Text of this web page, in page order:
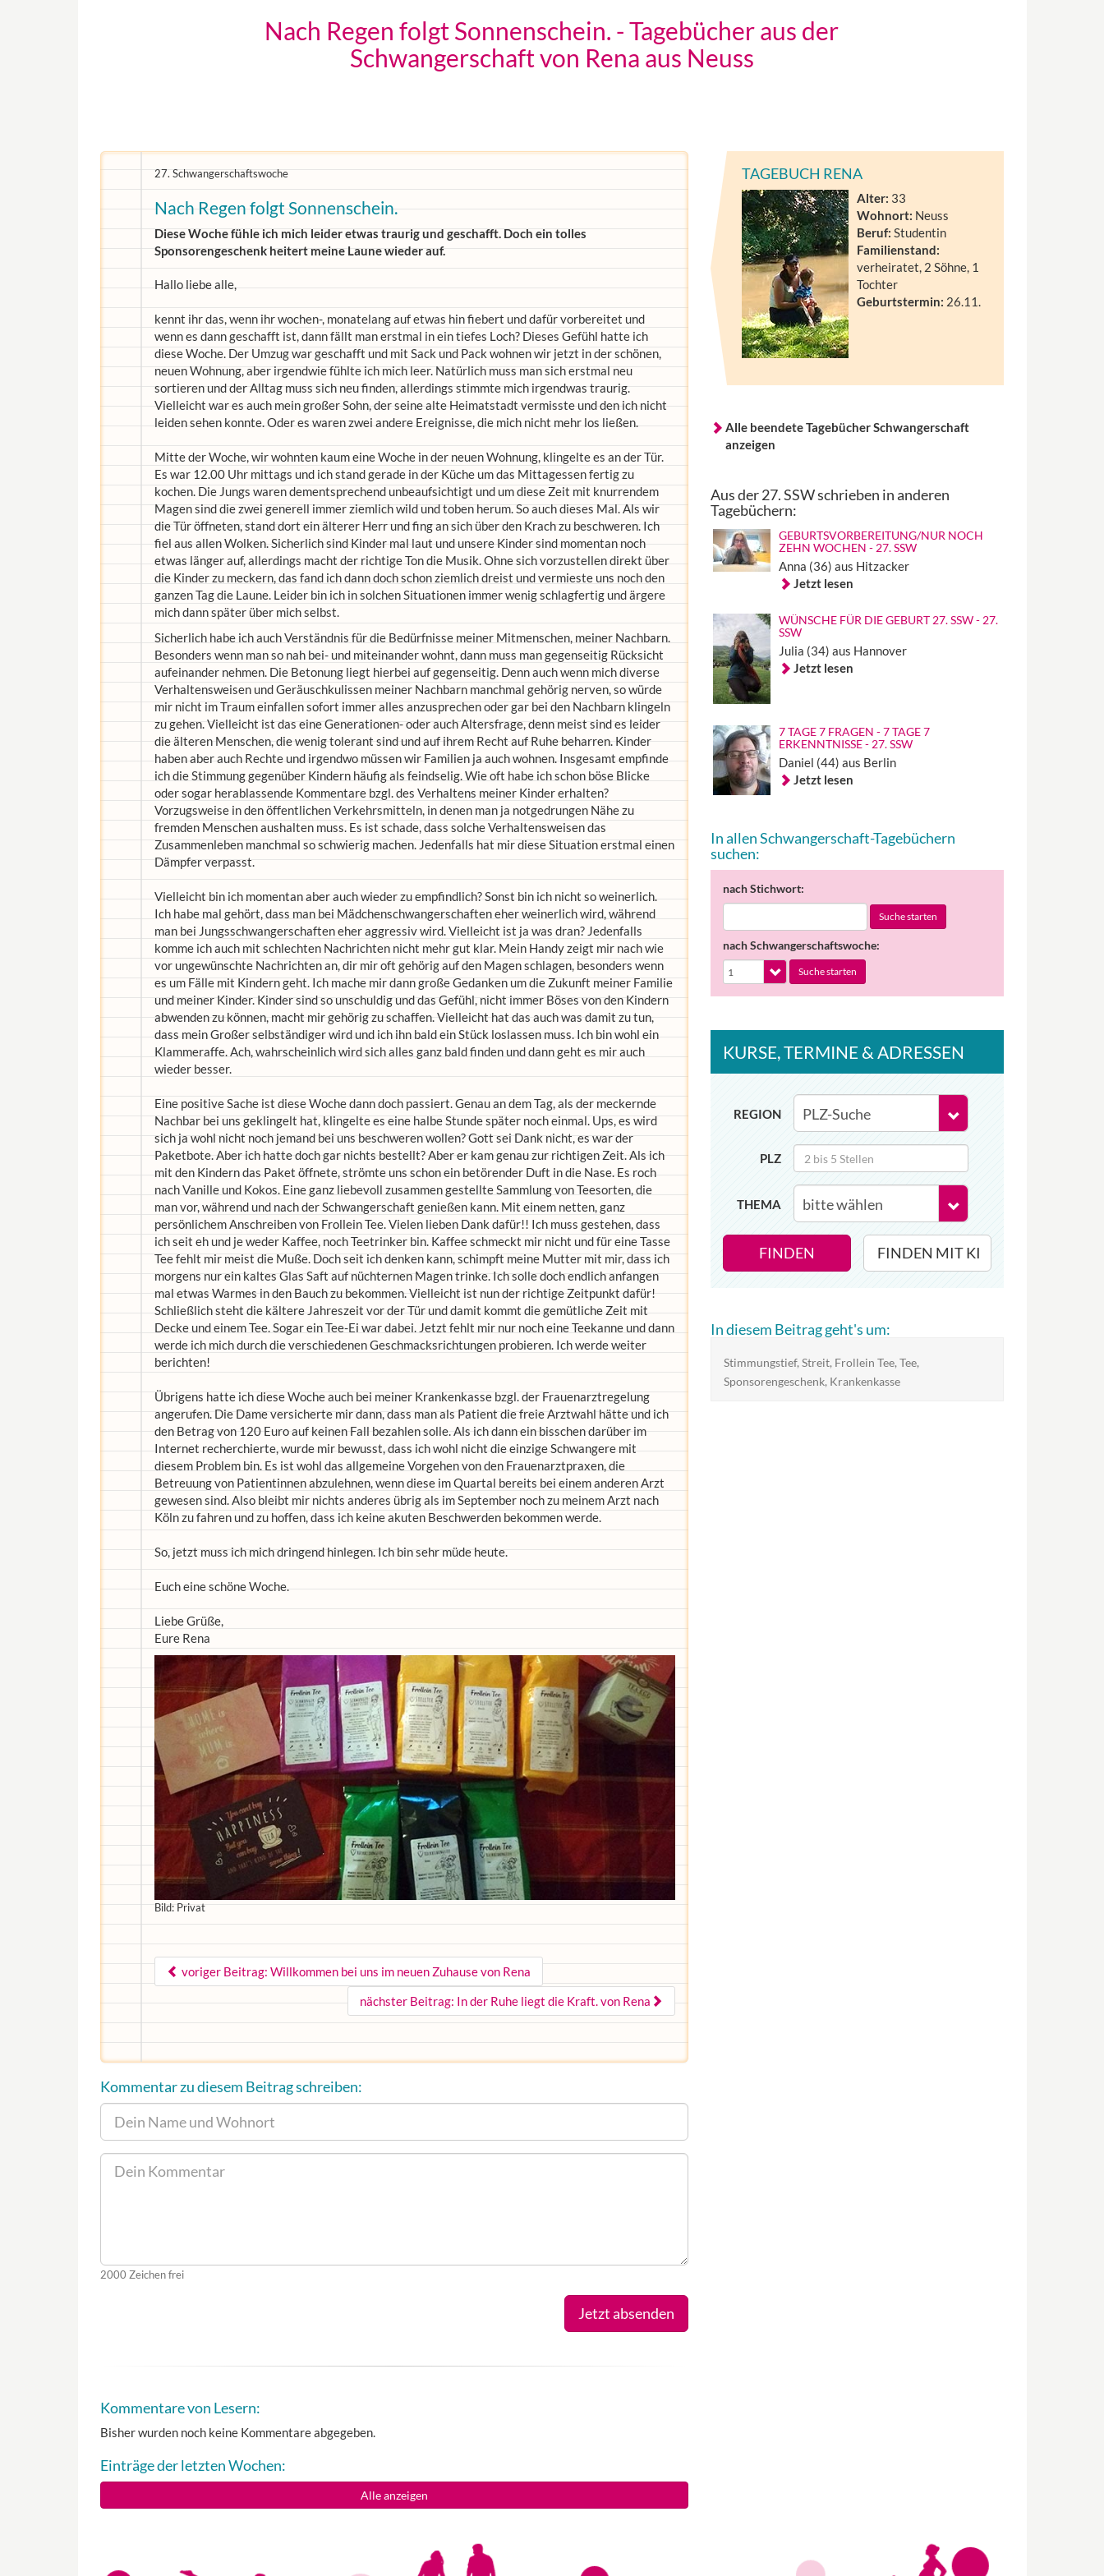
Nach Regen folgt Sonnenschein. - Tagebücher aus der
Schwangerschaft von Rena aus Neuss
27. Schwangerschaftswoche
Nach Regen folgt Sonnenschein.
Diese Woche fühle ich mich leider etwas traurig und geschafft. Doch ein tolles
Sponsorengeschenk heitert meine Laune wieder auf.
Hallo liebe alle,
kennt ihr das, wenn ihr wochen-, monatelang auf etwas hin fiebert und dafür vorbereitet und
wenn es dann geschafft ist, dann fällt man erstmal in ein tiefes Loch? Dieses Gefühl hatte ich
diese Woche. Der Umzug war geschafft und mit Sack und Pack wohnen wir jetzt in der schönen,
neuen Wohnung, aber irgendwie fühlte ich mich leer. Natürlich muss man sich erstmal neu
sortieren und der Alltag muss sich neu finden, allerdings stimmte mich irgendwas traurig.
Vielleicht war es auch mein großer Sohn, der seine alte Heimatstadt vermisste und den ich nicht
leiden sehen konnte. Oder es waren zwei andere Ereignisse, die mich nicht mehr los ließen.
Mitte der Woche, wir wohnten kaum eine Woche in der neuen Wohnung, klingelte es an der Tür.
Es war 12.00 Uhr mittags und ich stand gerade in der Küche um das Mittagessen fertig zu
kochen. Die Jungs waren dementsprechend unbeaufsichtigt und um diese Zeit mit knurrendem
Magen sind die zwei generell immer ziemlich wild und toben herum. So auch dieses Mal. Als wir
die Tür öffneten, stand dort ein älterer Herr und fing an sich über den Krach zu beschweren. Ich
fiel aus allen Wolken. Sicherlich sind Kinder mal laut und unsere Kinder sind momentan noch
etwas länger auf, allerdings macht der richtige Ton die Musik. Ohne sich vorzustellen direkt über
die Kinder zu meckern, das fand ich dann doch schon ziemlich dreist und vermieste uns noch den
ganzen Tag die Laune. Leider bin ich in solchen Situationen immer wenig schlagfertig und ärgere
mich dann später über mich selbst.
Sicherlich habe ich auch Verständnis für die Bedürfnisse meiner Mitmenschen, meiner Nachbarn.
Besonders wenn man so nah bei- und miteinander wohnt, dann muss man gegenseitig Rücksicht
aufeinander nehmen. Die Betonung liegt hierbei auf gegenseitig. Denn auch wenn mich diverse
Verhaltensweisen und Geräuschkulissen meiner Nachbarn manchmal gehörig nerven, so würde
mir nicht im Traum einfallen sofort immer alles anzusprechen oder gar bei den Nachbarn klingeln
zu gehen. Vielleicht ist das eine Generationen- oder auch Altersfrage, denn meist sind es leider
die älteren Menschen, die wenig tolerant sind und auf ihrem Recht auf Ruhe beharren. Kinder
haben aber auch Rechte und irgendwo müssen wir Familien ja auch wohnen. Insgesamt empfinde
ich die Stimmung gegenüber Kindern häufig als feindselig. Wie oft habe ich schon böse Blicke
oder sogar herablassende Kommentare bzgl. des Verhaltens meiner Kinder erhalten?
Vorzugsweise in den öffentlichen Verkehrsmitteln, in denen man ja notgedrungen Nähe zu
fremden Menschen aushalten muss. Es ist schade, dass solche Verhaltensweisen das
Zusammenleben manchmal so schwierig machen. Jedenfalls hat mir diese Situation erstmal einen
Dämpfer verpasst.
Vielleicht bin ich momentan aber auch wieder zu empfindlich? Sonst bin ich nicht so weinerlich.
Ich habe mal gehört, dass man bei Mädchenschwangerschaften eher weinerlich wird, während
man bei Jungsschwangerschaften eher aggressiv wird. Vielleicht ist ja was dran? Jedenfalls
komme ich auch mit schlechten Nachrichten nicht mehr gut klar. Mein Handy zeigt mir nach wie
vor ungewünschte Nachrichten an, dir mir oft gehörig auf den Magen schlagen, besonders wenn
es um Fälle mit Kindern geht. Ich mache mir dann große Gedanken um die Zukunft meiner Familie
und meiner Kinder. Kinder sind so unschuldig und das Gefühl, nicht immer Böses von den Kindern
abwenden zu können, macht mir gehörig zu schaffen. Vielleicht hat das auch was damit zu tun,
dass mein Großer selbständiger wird und ich ihn bald ein Stück loslassen muss. Ich bin wohl ein
Klammeraffe. Ach, wahrscheinlich wird sich alles ganz bald finden und dann geht es mir auch
wieder besser.
Eine positive Sache ist diese Woche dann doch passiert. Genau an dem Tag, als der meckernde
Nachbar bei uns geklingelt hat, klingelte es eine halbe Stunde später noch einmal. Ups, es wird
sich ja wohl nicht noch jemand bei uns beschweren wollen? Gott sei Dank nicht, es war der
Paketbote. Aber ich hatte doch gar nichts bestellt? Aber er kam genau zur richtigen Zeit. Als ich
mit den Kindern das Paket öffnete, strömte uns schon ein betörender Duft in die Nase. Es roch
nach Vanille und Kokos. Eine ganz liebevoll zusammen gestellte Sammlung von Teesorten, die
man vor, während und nach der Schwangerschaft genießen kann. Mit einem netten, ganz
persönlichem Anschreiben von Frollein Tee. Vielen lieben Dank dafür!! Ich muss gestehen, dass
ich seit eh und je weder Kaffee, noch Teetrinker bin. Kaffee schmeckt mir nicht und für eine Tasse
Tee fehlt mir meist die Muße. Doch seit ich denken kann, schimpft meine Mutter mit mir, dass ich
morgens nur ein kaltes Glas Saft auf nüchternen Magen trinke. Ich solle doch endlich anfangen
mal etwas Warmes in den Bauch zu bekommen. Vielleicht ist nun der richtige Zeitpunkt dafür!
Schließlich steht die kältere Jahreszeit vor der Tür und damit kommt die gemütliche Zeit mit
Decke und einem Tee. Sogar ein Tee-Ei war dabei. Jetzt fehlt mir nur noch eine Teekanne und dann
werde ich mich durch die verschiedenen Geschmacksrichtungen probieren. Ich werde weiter
berichten!
Übrigens hatte ich diese Woche auch bei meiner Krankenkasse bzgl. der Frauenarztregelung
angerufen. Die Dame versicherte mir dann, dass man als Patient die freie Arztwahl hätte und ich
den Betrag von 120 Euro auf keinen Fall bezahlen solle. Als ich dann ein bisschen darüber im
Internet recherchierte, wurde mir bewusst, dass ich wohl nicht die einzige Schwangere mit
diesem Problem bin. Es ist wohl das allgemeine Vorgehen von den Frauenarztpraxen, die
Betreuung von Patientinnen abzulehnen, wenn diese im Quartal bereits bei einem anderen Arzt
gewesen sind. Also bleibt mir nichts anderes übrig als im September noch zu meinem Arzt nach
Köln zu fahren und zu hoffen, dass ich keine akuten Beschwerden bekommen werde.
So, jetzt muss ich mich dringend hinlegen. Ich bin sehr müde heute.
Euch eine schöne Woche.
Liebe Grüße,
Eure Rena
Bild: Privat
voriger Beitrag: Willkommen bei uns im neuen Zuhause von Rena
nächster Beitrag: In der Ruhe liegt die Kraft. von Rena
Kommentar zu diesem Beitrag schreiben:
2000 Zeichen frei
Jetzt absenden
Kommentare von Lesern:
Bisher wurden noch keine Kommentare abgegeben.
Einträge der letzten Wochen:
Alle anzeigen
TAGEBUCH RENA
Alter: 33
Wohnort: Neuss
Beruf: Studentin
Familienstand:
verheiratet, 2 Söhne, 1
Tochter
Geburtstermin: 26.11.
Alle beendete Tagebücher Schwangerschaft
anzeigen
Aus der 27. SSW schrieben in anderen
Tagebüchern:
GEBURTSVORBEREITUNG/NUR NOCH
ZEHN WOCHEN - 27. SSW
Anna (36) aus Hitzacker
Jetzt lesen
WÜNSCHE FÜR DIE GEBURT 27. SSW - 27.
SSW
Julia (34) aus Hannover
Jetzt lesen
7 TAGE 7 FRAGEN - 7 TAGE 7
ERKENNTNISSE - 27. SSW
Daniel (44) aus Berlin
Jetzt lesen
In allen Schwangerschaft-Tagebüchern
suchen:
nach Stichwort:
Suche starten
nach Schwangerschaftswoche:
Suche starten
KURSE, TERMINE & ADRESSEN
REGION
PLZ
THEMA
FINDEN FINDEN MIT KI
In diesem Beitrag geht's um:
Stimmungstief, Streit, Frollein Tee, Tee,
Sponsorengeschenk, Krankenkasse